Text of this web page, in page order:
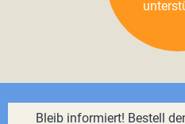
Bleib informiert! Bestell